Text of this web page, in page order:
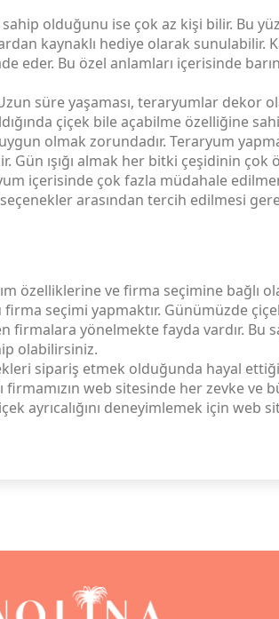
olduğunu ise çok az kişi bilir. Bu
kaynaklı hediye olarak sunulabilir.
eder. Bu özel anlamları içerisinde
süre yaşaması, teraryumlar dekor
çiçek bile açabilme özelliğine
olmak zorundadır. Teraryum
ışığı almak her bitki çeşidinin
içerisinde çok fazla müdahale
arasından tercih edilmesi
özelliklerine ve firma seçimine bağlı
seçimi yapmaktır. Günümüzde
firmalara yönelmekte fayda vardır. Bu
olabilirsiniz.
sipariş etmek olduğunda hayal
web sitesinde her zevke
ayrıcalığını deneyimlemek için web